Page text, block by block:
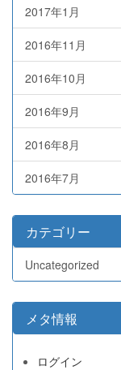
2017年1月
2016年11月
2016年10月
2016年9月
2016年8月
2016年7月
カテゴリー
Uncategorized
メタ情報
ログイン